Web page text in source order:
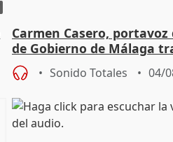
Carmen Casero, portavoz
de Gobierno de Málaga
de Pérez de Siles
Sonido Totales 04/